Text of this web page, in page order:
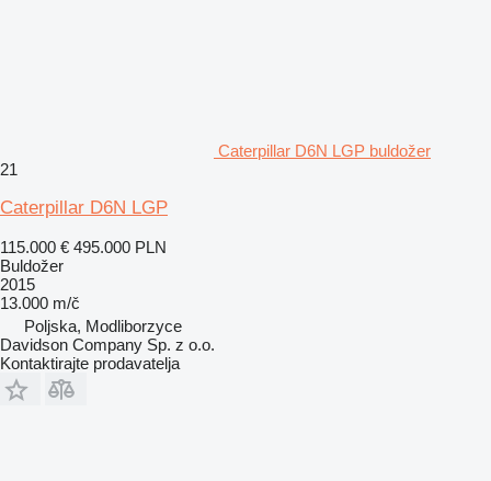
Caterpillar D6N LGP buldožer
21
Caterpillar D6N LGP
115.000 € 495.000 PLN
Buldožer
2015
13.000 m/č
Poljska, Modliborzyce
Davidson Company Sp. z o.o.
Kontaktirajte prodavatelja